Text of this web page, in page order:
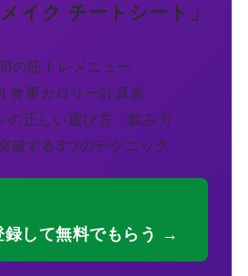
イク チートシート」
の筋トレメニュー
食事カロリー計算表
の正しい選び方・飲み方
破する3つのテクニック
録して無料でもらう →